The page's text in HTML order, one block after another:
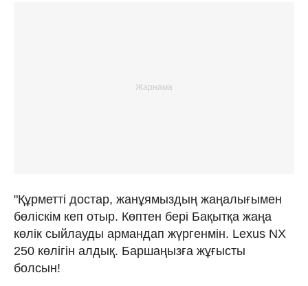
"Құрметті достар, жанұямыздың жаңалығымен
бөліскім кеп отыр. Көптен бері Бақытқа жаңа
көлік сыйлауды армандап жүргенмін. Lexus NХ
250 көлігін алдық. Баршаңызға жұғысты
болсын!